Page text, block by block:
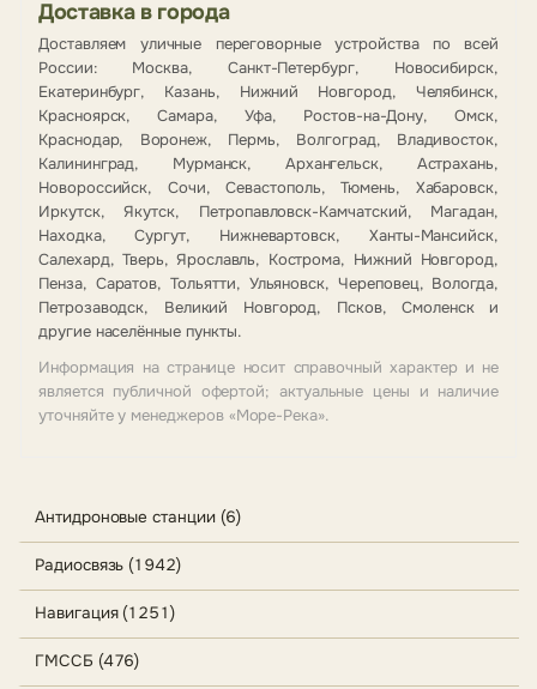
Доставка в города
Доставляем уличные переговорные устройства по всей
России: Москва, Санкт-Петербург, Новосибирск,
Екатеринбург, Казань, Нижний Новгород, Челябинск,
Красноярск, Самара, Уфа, Ростов-на-Дону, Омск,
Краснодар, Воронеж, Пермь, Волгоград, Владивосток,
Калининград, Мурманск, Архангельск, Астрахань,
Новороссийск, Сочи, Севастополь, Тюмень, Хабаровск,
Иркутск, Якутск, Петропавловск-Камчатский, Магадан,
Находка, Сургут, Нижневартовск, Ханты-Мансийск,
Салехард, Тверь, Ярославль, Кострома, Нижний Новгород,
Пенза, Саратов, Тольятти, Ульяновск, Череповец, Вологда,
Петрозаводск, Великий Новгород, Псков, Смоленск и
другие населённые пункты.
Информация на странице носит справочный характер и не
является публичной офертой; актуальные цены и наличие
уточняйте у менеджеров «Море-Река».
Антидроновые станции (6)
Радиосвязь (1942)
Навигация (1251)
ГМССБ (476)